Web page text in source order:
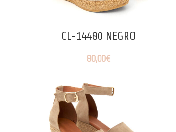
CL-14480 NEGRO
80,00€